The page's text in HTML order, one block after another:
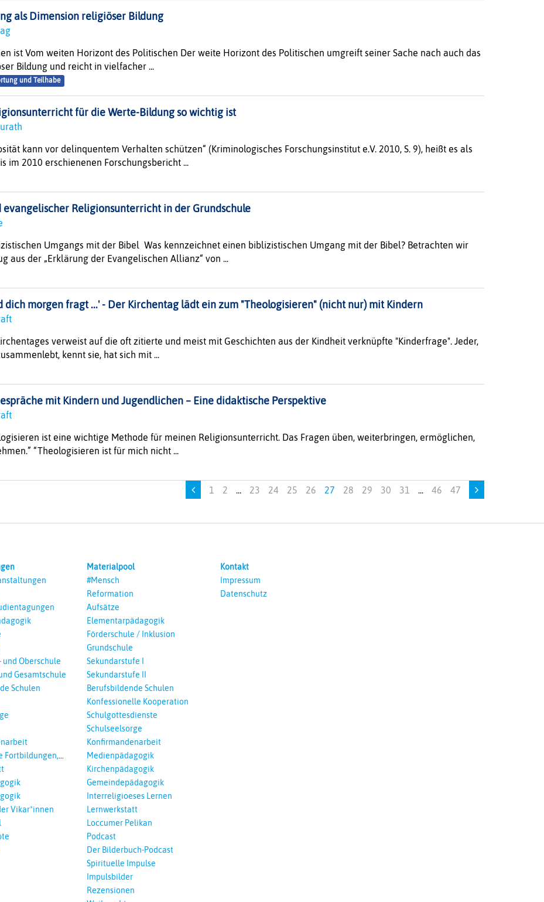
als Dimension religiöser Bildung
ist Vom weiten Horizont des Politischen Der weite Horizont des Politischen umgreift seiner Sache nach auch das
Bildung und reicht in vielfacher ...
und Teilhabe
für die Werte-Bildung so wichtig ist
kann vor delinquentem Verhalten schützen“ (Kriminologisches Forschungsinstitut e.V. 2010, S. 9), heißt es als
im 2010 erschienenen Forschungsbericht ...
evangelischer Religionsunterricht in der Grundschule
Umgangs mit der Bibel Was kennzeichnet einen biblizistischen Umgang mit der Bibel? Betrachten wir
aus der „Erklärung der Evangelischen Allianz“ von ...
dich morgen fragt ...' - Der Kirchentag lädt ein zum "Theologisieren" (nicht nur) mit Kindern
verweist auf die oft zitierte und meist mit Geschichten aus der Kindheit verknüpfte "Kinderfrage". Jeder,
kennt sie, hat sich mit ...
mit Kindern und Jugendlichen – Eine didaktische Perspektive
ist eine wichtige Methode für meinen Religionsunterricht. Das Fragen üben, weiterbringen, ermöglichen,
“Theologisieren ist für mich nicht ...
1 2 ... 23 24 25 26 27 28 29 30 31 ... 46 47
und Oberschule
Gesamtschule
Schulen
Fortbildungen,
und Interreligöses
Vikar*innen
Materialpool
#Mensch
Reformation
Aufsätze
Elementarpädagogik
Förderschule / Inklusion
Grundschule
Sekundarstufe I
Sekundarstufe II
Berufsbildende Schulen
Konfessionelle Kooperation
Schulgottesdienste
Schulseelsorge
Konfirmandenarbeit
Medienpädagogik
Kirchenpädagogik
Gemeindepädagogik
Interreligioeses Lernen
Lernwerkstatt
Loccumer Pelikan
Podcast
Der Bilderbuch-Podcast
Spirituelle Impulse
Impulsbilder
Rezensionen
Kontakt
Impressum
Datenschutz